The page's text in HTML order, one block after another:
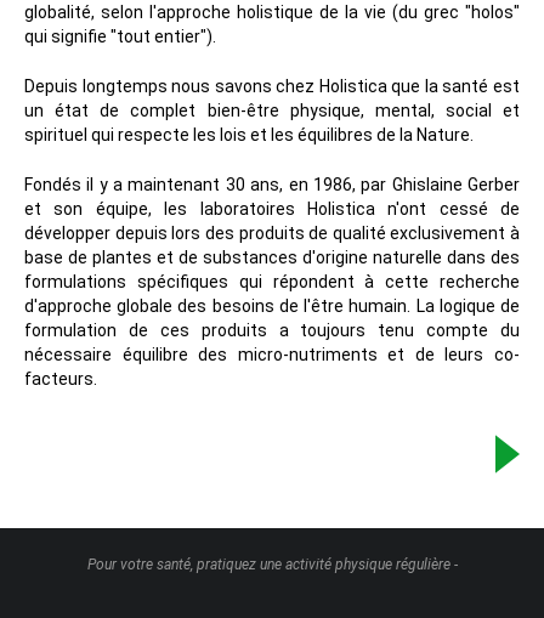
globalité, selon l'approche holistique de la vie (du grec "holos"
qui signifie "tout entier").
Depuis longtemps nous savons chez Holistica que la santé est
un état de complet bien-être physique, mental, social et
spirituel qui respecte les lois et les équilibres de la Nature.
Fondés il y a maintenant 30 ans, en 1986, par Ghislaine Gerber
et son équipe, les laboratoires Holistica n'ont cessé de
développer depuis lors des produits de qualité exclusivement à
base de plantes et de substances d'origine naturelle dans des
formulations spécifiques qui répondent à cette recherche
d'approche globale des besoins de l'être humain. La logique de
formulation de ces produits a toujours tenu compte du
nécessaire équilibre des micro-nutriments et de leurs co-
facteurs.
Pour votre santé, pratiquez une activité physique régulière -